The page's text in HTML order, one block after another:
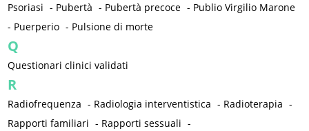
Psoriasi - Pubertà - Pubertà precoce - Publio Virgilio Marone
- Puerperio - Pulsione di morte
Q
Questionari clinici validati
R
Radiofrequenza - Radiologia interventistica - Radioterapia -
Rapporti familiari - Rapporti sessuali -